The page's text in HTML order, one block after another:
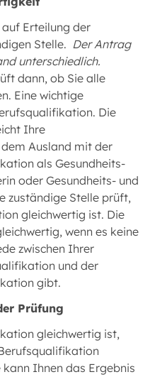
Erteilung der
Stelle. Der Antrag
unterschiedlich.
dann, ob Sie alle
Eine wichtige
Die
Ihre
Ausland mit der
als Gesundheits-
oder Gesundheits- und
zuständige Stelle prüft,
gleichwertig ist. Die
wenn es keine
zwischen Ihrer
und der
gibt.
Prüfung
gleichwertig ist,
Ihnen das Ergebnis